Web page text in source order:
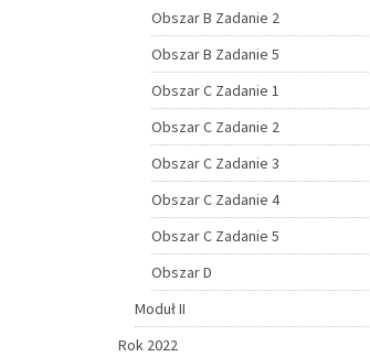
Obszar B Zadanie 2
Obszar B Zadanie 5
Obszar C Zadanie 1
Obszar C Zadanie 2
Obszar C Zadanie 3
Obszar C Zadanie 4
Obszar C Zadanie 5
Obszar D
Moduł II
Rok 2022